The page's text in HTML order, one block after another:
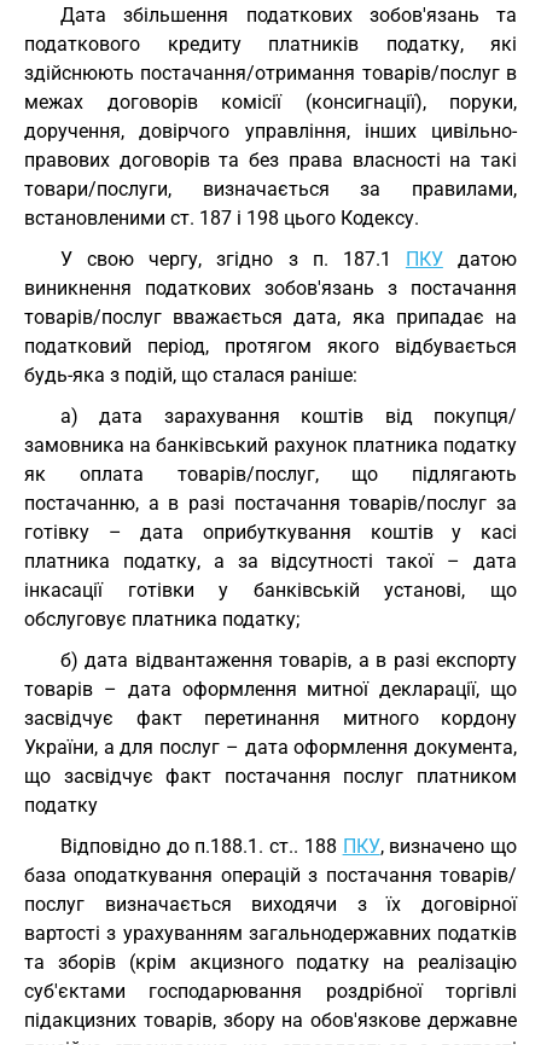
Дата збільшення податкових зобов'язань та
податкового кредиту платників податку, які
здійснюють постачання/отримання товарів/послуг в
межах договорів комісії (консигнації), поруки,
доручення, довірчого управління, інших цивільно-
правових договорів та без права власності на такі
товари/послуги, визначається за правилами,
встановленими ст. 187 і 198 цього Кодексу.
У свою чергу, згідно з п. 187.1 ПКУдатою
виникнення податкових зобов'язань з постачання
товарів/послуг вважається дата, яка припадає на
податковий період, протягом якого відбувається
будь-яка з подій, що сталася раніше:
а) дата зарахування коштів від покупця/
замовника на банківський рахунок платника податку
як оплата товарів/послуг, що підлягають
постачанню, а в разі постачання товарів/послуг за
готівку – дата оприбуткування коштів у касі
платника податку, а за відсутності такої – дата
інкасації готівки у банківській установі, що
обслуговує платника податку;
б) дата відвантаження товарів, а в разі експорту
товарів – дата оформлення митної декларації, що
засвідчує факт перетинання митного кордону
України, а для послуг – дата оформлення документа,
що засвідчує факт постачання послуг платником
податку
Відповідно до п.188.1. ст.. 188 ПКУ, визначено що
база оподаткування операцій з постачання товарів/
послуг визначається виходячи з їх договірної
вартості з урахуванням загальнодержавних податків
та зборів (крім акцизного податку на реалізацію
суб'єктами господарювання роздрібної торгівлі
підакцизних товарів, збору на обов'язкове державне